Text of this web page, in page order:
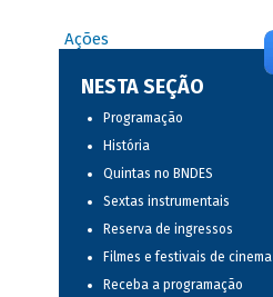
Ações
NESTA SEÇÃO
Programação
História
Quintas no BNDES
Sextas instrumentais
Reserva de ingressos
Filmes e festivais de cinema
Receba a programação